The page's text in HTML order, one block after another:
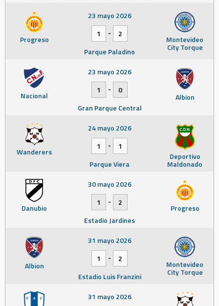
Progreso Montevideo
City Torque
23 mayo 2026
1
-
2
Parque Paladino
Nacional Albion
23 mayo 2026
1
-
0
Gran Parque Central
Wanderers Deportivo
Maldonado
24 mayo 2026
1
-
1
Parque Viera
Danubio Progreso
30 mayo 2026
1
-
2
Estadio Jardines
Albion Montevideo
City Torque
31 mayo 2026
1
-
2
Estadio Luis Franzini
31 mayo 2026